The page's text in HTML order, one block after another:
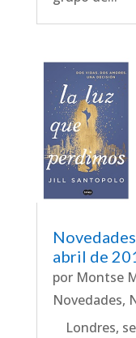
abril de
por Montse
Novedades,
Londres,